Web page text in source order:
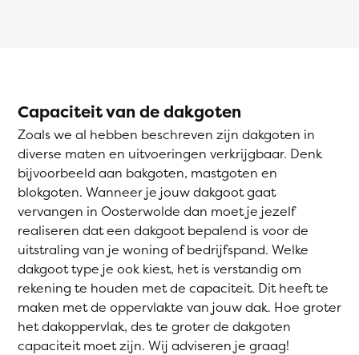
Capaciteit van de dakgoten
Zoals we al hebben beschreven zijn dakgoten in
diverse maten en uitvoeringen verkrijgbaar. Denk
bijvoorbeeld aan bakgoten, mastgoten en
blokgoten. Wanneer je jouw dakgoot gaat
vervangen in Oosterwolde dan moet je jezelf
realiseren dat een dakgoot bepalend is voor de
uitstraling van je woning of bedrijfspand. Welke
dakgoot type je ook kiest, het is verstandig om
rekening te houden met de capaciteit. Dit heeft te
maken met de oppervlakte van jouw dak. Hoe groter
het dakoppervlak, des te groter de dakgoten
capaciteit moet zijn. Wij adviseren je graag!